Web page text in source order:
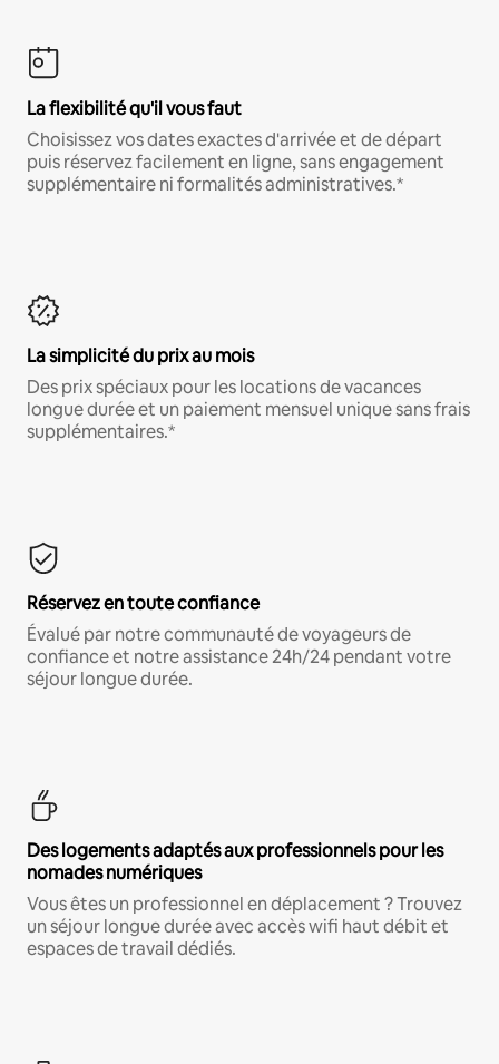
La flexibilité qu'il vous faut
Choisissez vos dates exactes d'arrivée et de départ
puis réservez facilement en ligne, sans engagement
supplémentaire ni formalités administratives.*
La simplicité du prix au mois
Des prix spéciaux pour les locations de vacances
longue durée et un paiement mensuel unique sans frais
supplémentaires.*
Réservez en toute confiance
Évalué par notre communauté de voyageurs de
confiance et notre assistance 24h/24 pendant votre
séjour longue durée.
Des logements adaptés aux professionnels pour les
nomades numériques
Vous êtes un professionnel en déplacement ? Trouvez
un séjour longue durée avec accès wifi haut débit et
espaces de travail dédiés.